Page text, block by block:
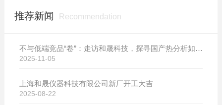
推荐新闻 Recommendation
不与低端竞品“卷”：走访和晟科技，探寻国产热分析如何行稳致远
2025-11-05
上海和晟仪器科技有限公司新厂开工大吉
2025-08-22